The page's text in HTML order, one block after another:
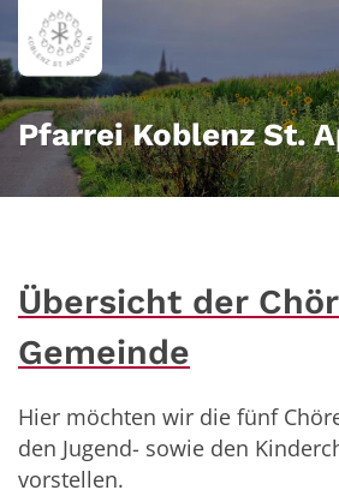
Zum Inhalt springen
Pfarrei Koblenz St.
Übersicht der
Gemeinde
Hier möchten wir die fünf
den Jugend- sowie den
vorstellen.